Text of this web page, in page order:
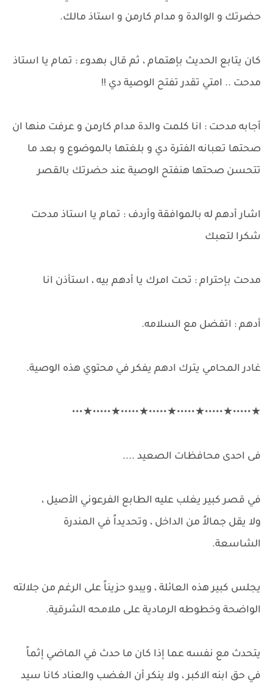
حضرتك و الوالدة و مدام كارمن و استاذ مالك.
كان يتابع الحديث بإهتمام ، ثم قال بهدوء : تمام يا استاذ
مدحت .. امتي تقدر تفتح الوصية دي !!
أجابه مدحت : انا كلمت والدة مدام كارمن و عرفت منها ان
صحتها تعبانه الفترة دي و بلغتها بالموضوع و بعد ما
تتحسن صحتها هنفتح الوصية عند حضرتك بالقصر
اشار أدهم له بالموافقة وأردف : تمام يا استاذ مدحت
شكرا لتعبك
مدحت بإحترام : تحت امرك يا أدهم بيه ، استأذن انا
أدهم : اتفضل مع السلامه.
غادر المحامي يترك ادهم يفكر في محتوي هذه الوصية.
★•••••★•••••★•••••★•••••★•••••★•••••★•••
فى احدى محافظات الصعيد ....
في قصر كبير يغلب عليه الطابع الفرعوني الأصيل ،
ولا يقل جمالاً من الداخل ، وتحديداً في المندرة
الشاسعة.
يجلس كبير هذه العائلة ، ويبدو حزيناً على الرغم من جلالته
الواضحة وخطوطه الرمادية على ملامحه الشرقية.
يتحدث مع نفسه عما إذا كان ما حدث في الماضي إثماً
في حق ابنه الاكبر ، ولا ينكر أن الغضب والعناد كانا سيد